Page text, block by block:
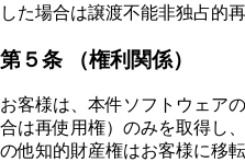
した場合は譲渡不能非独占的
第５条 （権利関係）
お客様は、本件ソフトウェア
合は再使用権）のみを取得し
の他知的財産権はお客様に移